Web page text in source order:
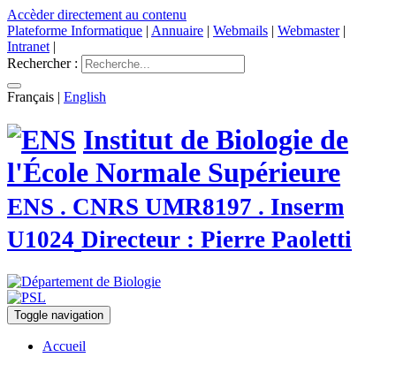
Accèder directement au contenu
Plateforme Informatique | Annuaire | Webmails | Webmaster|
Intranet |
Rechercher :
Français | English
Institut de Biologie de
l'École Normale Supérieure
ENS . CNRS UMR8197 . Inserm
U1024 Directeur : Pierre Paoletti
Toggle navigation
Accueil